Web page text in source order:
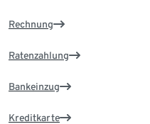
Rechnung
Ratenzahlung
Bankeinzug
Kreditkarte